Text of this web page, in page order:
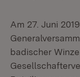
Am 27. Juni
badischer